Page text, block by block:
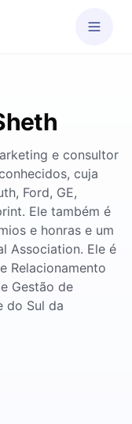
e consultor
cuja
Ford, GE,
Ele também é
e honras e um
Association. Ele é
Relacionamento
Gestão de
do Sul da